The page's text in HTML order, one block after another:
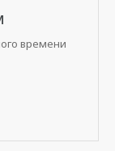
времени